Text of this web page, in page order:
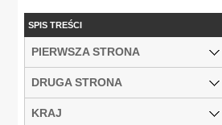
SPIS TREŚCI
PIERWSZA STRONA
DRUGA STRONA
KRAJ